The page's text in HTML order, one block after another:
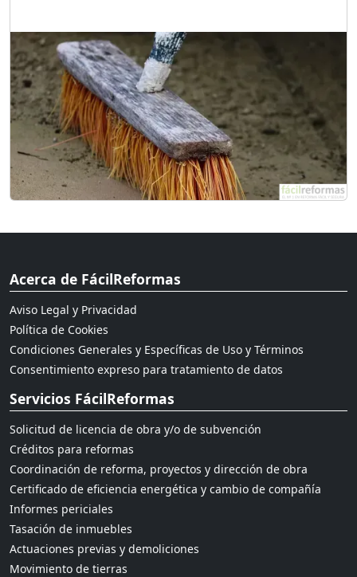
Acerca de FácilReformas
Aviso Legal y Privacidad
Política de Cookies
Condiciones Generales y Específicas de Uso y Términos
Consentimiento expreso para tratamiento de datos
Servicios FácilReformas
Solicitud de licencia de obra y/o de subvención
Créditos para reformas
Coordinación de reforma, proyectos y dirección de obra
Certificado de eficiencia energética y cambio de compañía
Informes periciales
Tasación de inmuebles
Actuaciones previas y demoliciones
Movimiento de tierras